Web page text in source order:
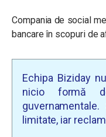
Compania de social
bancare în scopuri de
Echipa Biziday
nicio formă
limitate, iar